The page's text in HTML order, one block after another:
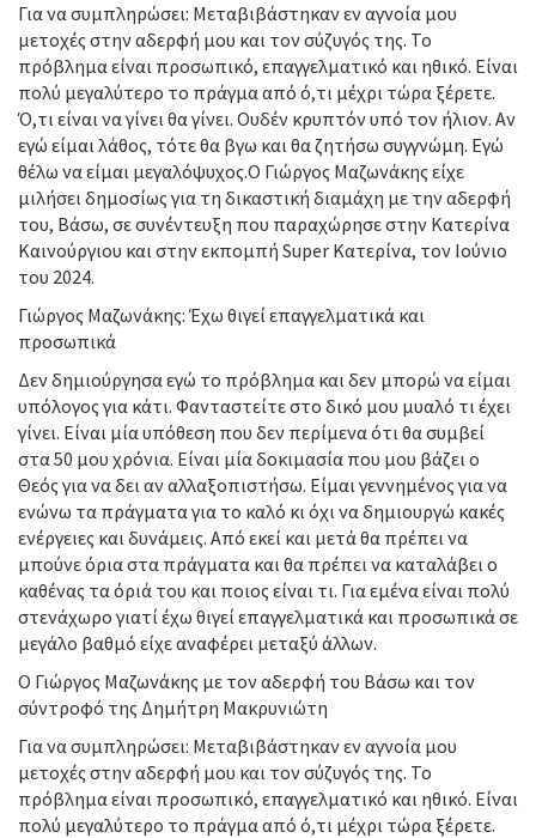
Για να συμπληρώσει: Μεταβιβάστηκαν εν αγνοία μου
μετοχές στην αδερφή μου και τον σύζυγός της. Το
πρόβλημα είναι προσωπικό, επαγγελματικό και ηθικό. Είναι
πολύ μεγαλύτερο το πράγμα από ό,τι μέχρι τώρα ξέρετε.
Ό,τι είναι να γίνει θα γίνει. Ουδέν κρυπτόν υπό τον ήλιον. Αν
εγώ είμαι λάθος, τότε θα βγω και θα ζητήσω συγγνώμη. Εγώ
θέλω να είμαι μεγαλόψυχος.Ο Γιώργος Μαζωνάκης είχε
μιλήσει δημοσίως για τη δικαστική διαμάχη με την αδερφή
του, Βάσω, σε συνέντευξη που παραχώρησε στην Κατερίνα
Καινούργιου και στην εκπομπή Super Kατερίνα, τον Ιούνιο
του 2024.
Γιώργος Μαζωνάκης: Έχω θιγεί επαγγελματικά και
προσωπικά
Δεν δημιούργησα εγώ το πρόβλημα και δεν μπορώ να είμαι
υπόλογος για κάτι. Φανταστείτε στο δικό μου μυαλό τι έχει
γίνει. Είναι μία υπόθεση που δεν περίμενα ότι θα συμβεί
στα 50 μου χρόνια. Είναι μία δοκιμασία που μου βάζει ο
Θεός για να δει αν αλλαξοπιστήσω. Είμαι γεννημένος για να
ενώνω τα πράγματα για το καλό κι όχι να δημιουργώ κακές
ενέργειες και δυνάμεις. Από εκεί και μετά θα πρέπει να
μπούνε όρια στα πράγματα και θα πρέπει να καταλάβει ο
καθένας τα όριά του και ποιος είναι τι. Για εμένα είναι πολύ
στενάχωρο γιατί έχω θιγεί επαγγελματικά και προσωπικά σε
μεγάλο βαθμό είχε αναφέρει μεταξύ άλλων.
Ο Γιώργος Μαζωνάκης με τον αδερφή του Βάσω και τον
σύντροφό της Δημήτρη Μακρυνιώτη
Για να συμπληρώσει: Μεταβιβάστηκαν εν αγνοία μου
μετοχές στην αδερφή μου και τον σύζυγός της. Το
πρόβλημα είναι προσωπικό, επαγγελματικό και ηθικό. Είναι
πολύ μεγαλύτερο το πράγμα από ό,τι μέχρι τώρα ξέρετε.